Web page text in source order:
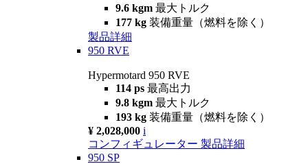
9.6 kgm 最大トルク
177 kg 装備重量（燃料を除く）
製品詳細
950 RVE
Hypermotard 950 RVE
114 ps 最高出力
9.8 kgm 最大トルク
193 kg 装備重量（燃料を除く）
¥ 2,028,000 i
コンフィギュレーター 製品詳細
950 SP